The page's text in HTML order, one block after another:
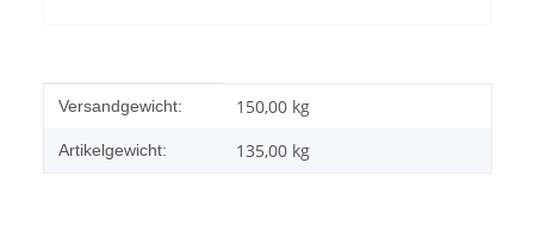
Produkteigenschaft
Wert
Versandgewicht: 150,00 kg
Artikelgewicht: 135,00 kg